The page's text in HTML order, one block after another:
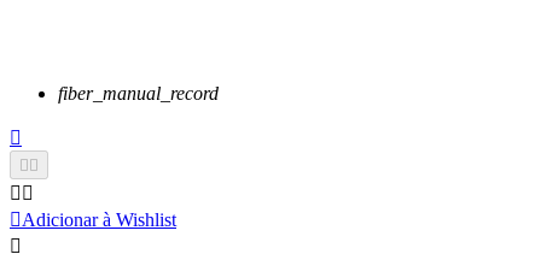
fiber_manual_record

 
 
Adicionar à Wishlist
